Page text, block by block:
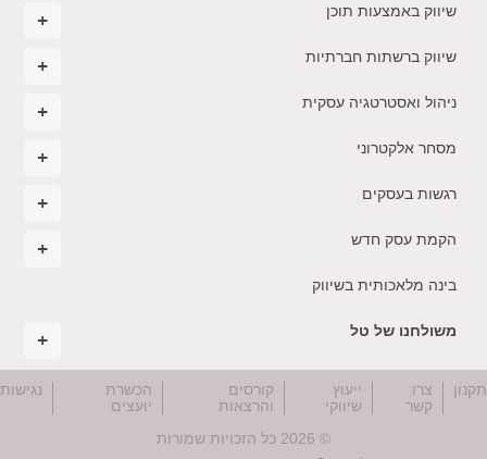
שיווק באמצעות תוכן
שיווק ברשתות חברתיות
ניהול ואסטרטגיה עסקית
מסחר אלקטרוני
רגשות בעסקים
הקמת עסק חדש
בינה מלאכותית בשיווק
משולחנו של טל
צרו
קשר
ייעוץ
שיווקי
קורסים
והרצאות
הכשרת
יועצים
נגישות
© 2026 כל הזכויות שמורות